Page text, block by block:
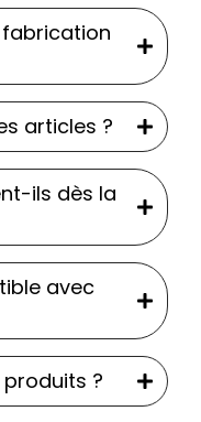
fabrication
articles ?
ils dès la
avec
?